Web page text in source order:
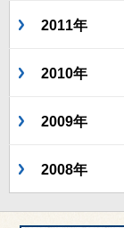
2011年
2010年
2009年
2008年